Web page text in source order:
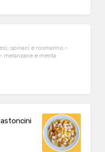
e
spinaci e rosmarino -
e menta